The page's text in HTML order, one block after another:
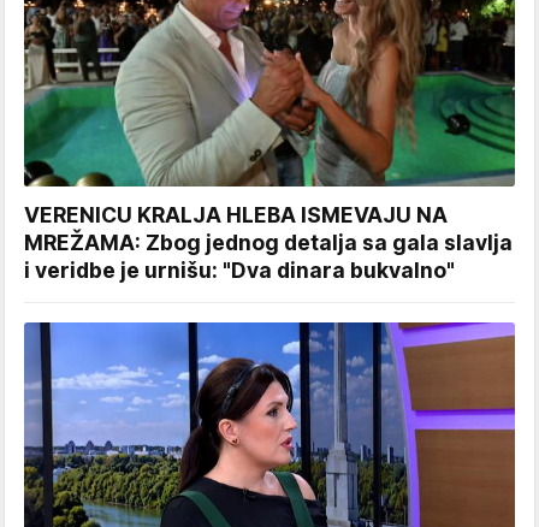
VERENICU KRALJA HLEBA ISMEVAJU NA
MREŽAMA: Zbog jednog detalja sa gala slavlja
i veridbe je urnišu: "Dva dinara bukvalno"